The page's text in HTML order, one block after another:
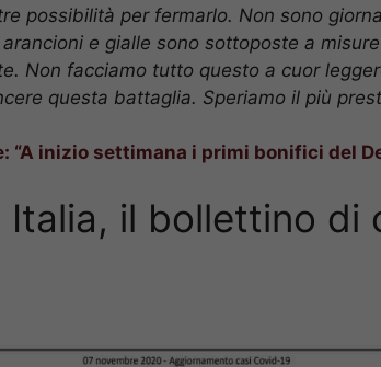
possibilità per fermarlo. Non sono
e gialle sono sottoposte a
Non facciamo tutto questo a cuor
questa battaglia. Speriamo il più
“A inizio settimana i primi bonifici del
Italia, il bollettino di